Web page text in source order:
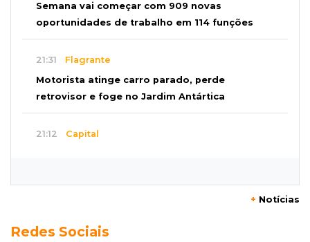
Semana vai começar com 909 novas
oportunidades de trabalho em 114 funções
21:31 Flagrante
Motorista atinge carro parado, perde
retrovisor e foge no Jardim Antártica
21:12 Capital
Ventania adia Botafogo x Fluminense pelo
+ Notícias
Redes Sociais